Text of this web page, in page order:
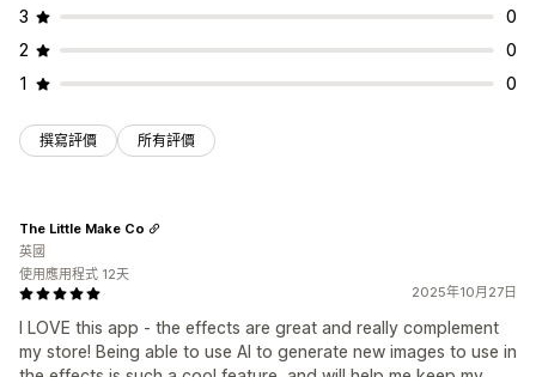
3
0
2
0
1
0
撰寫評價 所有評價
2025年10月27日
I LOVE this app - the effects are great and really complement
my store! Being able to use AI to generate new images to use in
The Little Make Co
英國
使用應用程式 12天